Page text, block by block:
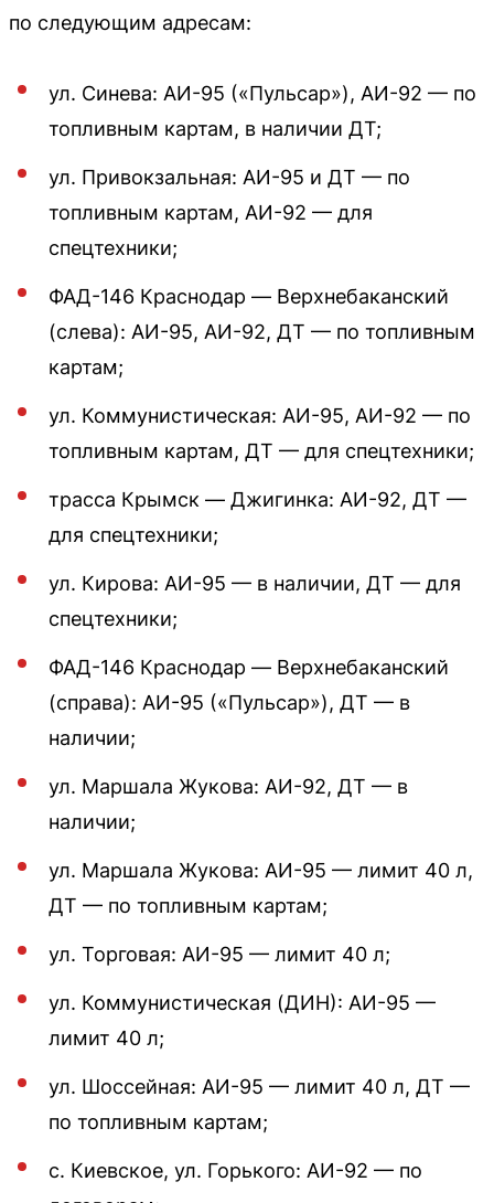
по следующим адресам:
ул. Синева: АИ-95 («Пульсар»), АИ-92 — по
топливным картам, в наличии ДТ;
ул. Привокзальная: АИ-95 и ДТ — по
топливным картам, АИ-92 — для
спецтехники;
ФАД-146 Краснодар — Верхнебаканский
(слева): АИ-95, АИ-92, ДТ — по топливным
картам;
ул. Коммунистическая: АИ-95, АИ-92 — по
топливным картам, ДТ — для спецтехники;
трасса Крымск — Джигинка: АИ-92, ДТ —
для спецтехники;
ул. Кирова: АИ-95 — в наличии, ДТ — для
спецтехники;
ФАД-146 Краснодар — Верхнебаканский
(справа): АИ-95 («Пульсар»), ДТ — в
наличии;
ул. Маршала Жукова: АИ-92, ДТ — в
наличии;
ул. Маршала Жукова: АИ-95 — лимит 40 л,
ДТ — по топливным картам;
ул. Торговая: АИ-95 — лимит 40 л;
ул. Коммунистическая (ДИН): АИ-95 —
лимит 40 л;
ул. Шоссейная: АИ-95 — лимит 40 л, ДТ —
по топливным картам;
с. Киевское, ул. Горького: АИ-92 — по